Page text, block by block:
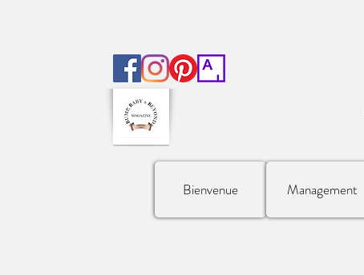
Bienvenue Management